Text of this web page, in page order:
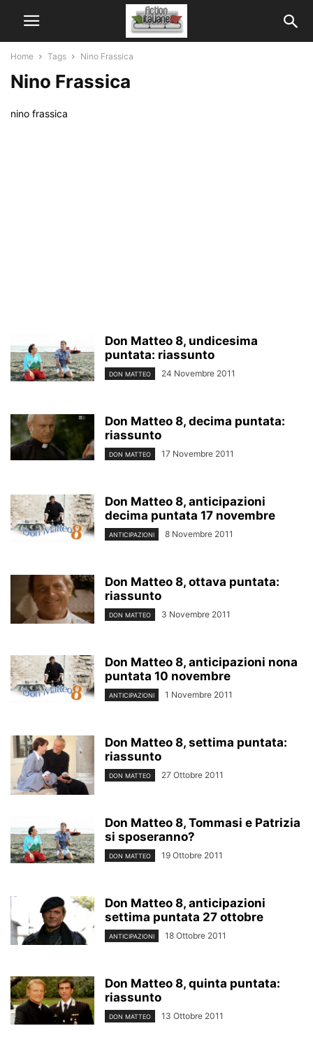
Home Tags Nino Frassica
Nino Frassica
nino frassica
Don Matteo 8, undicesima
puntata: riassunto
DON MATTEO 24 Novembre 2011
Don Matteo 8, decima puntata:
riassunto
DON MATTEO 17 Novembre 2011
Don Matteo 8, anticipazioni
decima puntata 17 novembre
ANTICIPAZIONI 8 Novembre 2011
Don Matteo 8, ottava puntata:
riassunto
DON MATTEO 3 Novembre 2011
Don Matteo 8, anticipazioni nona
puntata 10 novembre
ANTICIPAZIONI 1 Novembre 2011
Don Matteo 8, settima puntata:
riassunto
DON MATTEO 27 Ottobre 2011
Don Matteo 8, Tommasi e Patrizia
si sposeranno?
DON MATTEO 19 Ottobre 2011
Don Matteo 8, anticipazioni
settima puntata 27 ottobre
ANTICIPAZIONI 18 Ottobre 2011
Don Matteo 8, quinta puntata:
riassunto
DON MATTEO 13 Ottobre 2011